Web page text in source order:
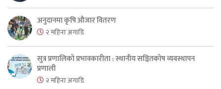
अनुदानमा कृषि औजार वितरण
२ महिना अगाडि
सुत्र प्रणालिको प्रभावकारीता : स्थानीय सञ्चितकोष व्यवस्थापन
प्रणाली
२ महिना अगाडि